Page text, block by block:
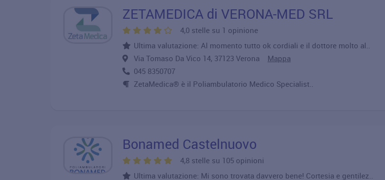
ZETAMEDICA di VERONA-MED SRL
4,0 stelle su 1 opinione
Ultima valutazione: Al momento tutto ok cordiali e il dottore molto al..
Via Tomaso Da Vico 14, 37123 Verona Mappa
045 8350707
ZetaMedica® è il Poliambulatorio Medico Specialist..
Bonamed Castelnuovo
4,8 stelle su 105 opinioni
Ultima valutazione: Mi sono trovata davvero bene! Cortesia e gentilez..